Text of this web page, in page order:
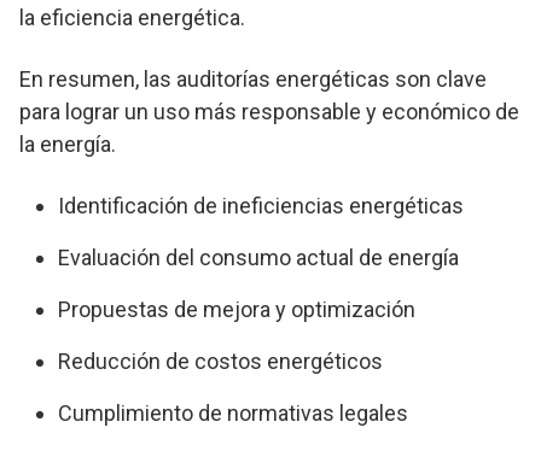
la eficiencia energética.
En resumen, las auditorías energéticas son clave
para lograr un uso más responsable y económico de
la energía.
Identificación de ineficiencias energéticas
Evaluación del consumo actual de energía
Propuestas de mejora y optimización
Reducción de costos energéticos
Cumplimiento de normativas legales